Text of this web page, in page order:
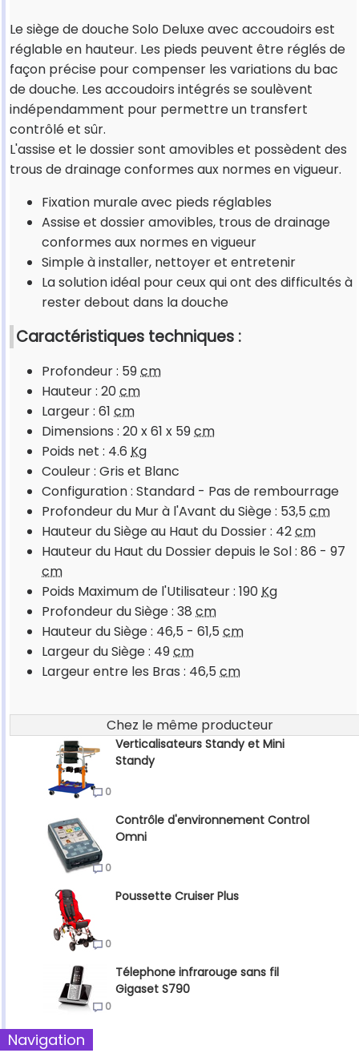
Le siège de douche Solo Deluxe avec accoudoirs est
réglable en hauteur. Les pieds peuvent être réglés de
façon précise pour compenser les variations du bac
de douche. Les accoudoirs intégrés se soulèvent
indépendamment pour permettre un transfert
contrôlé et sûr.
L'assise et le dossier sont amovibles et possèdent des
trous de drainage conformes aux normes en vigueur.
Fixation murale avec pieds réglables
Assise et dossier amovibles, trous de drainage
conformes aux normes en vigueur
Simple à installer, nettoyer et entretenir
La solution idéal pour ceux qui ont des difficultés à
rester debout dans la douche
Caractéristiques techniques :
Profondeur : 59cm
Hauteur : 20cm
Largeur : 61 cm
Dimensions : 20 x 61 x 59cm
Poids net : 4.6 Kg
Couleur : Gris et Blanc
Configuration : Standard - Pas de rembourrage
Profondeur du Mur à l'Avant du Siège : 53,5 cm
Hauteur du Siège au Haut du Dossier : 42cm
Hauteur du Haut du Dossier depuis le Sol : 86 - 97
cm
Poids Maximum de l'Utilisateur : 190Kg
Profondeur du Siège : 38 cm
Hauteur du Siège : 46,5 - 61,5 cm
Largeur du Siège : 49cm
Largeur entre les Bras : 46,5 cm
Chez le même producteur
Verticalisateurs Standy et Mini
Standy
0
Contrôle d'environnement Control
Omni
0
Poussette Cruiser Plus
0
Télephone infrarouge sans fil
Gigaset S790
0
Navigation